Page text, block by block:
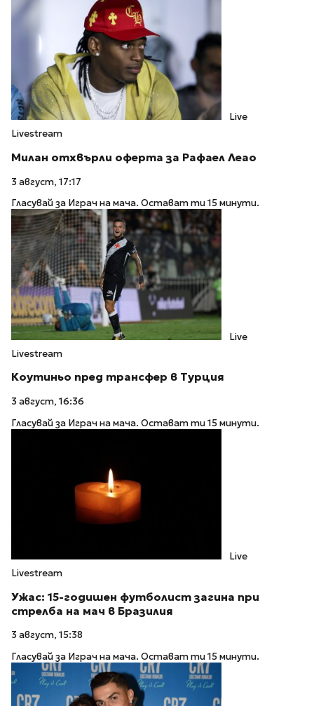
Live
Livestream
Милан отхвърли оферта за Рафаел Леао
3 август, 17:17
Гласувай за Играч на мача. Остават ти 15 минути.
Live
Livestream
Коутиньо пред трансфер в Турция
3 август, 16:36
Гласувай за Играч на мача. Остават ти 15 минути.
Live
Livestream
Ужас: 15-годишен футболист загина при
стрелба на мач в Бразилия
3 август, 15:38
Гласувай за Играч на мача. Остават ти 15 минути.